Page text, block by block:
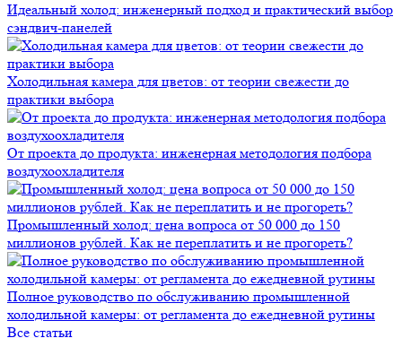
Идеальный холод: инженерный подход и практический выбор
сэндвич-панелей
Холодильная камера для цветов: от теории свежести до
практики выбора
От проекта до продукта: инженерная методология подбора
воздухоохладителя
Промышленный холод: цена вопроса от 50 000 до 150
миллионов рублей. Как не переплатить и не прогореть?
Полное руководство по обслуживанию промышленной
холодильной камеры: от регламента до ежедневной рутины
Все статьи